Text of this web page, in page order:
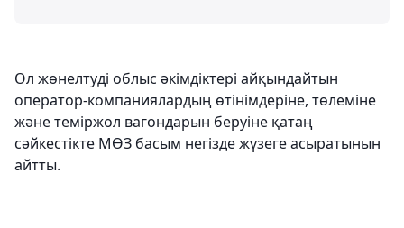
Ол жөнелтуді облыс әкімдіктері айқындайтын
оператор-компаниялардың өтінімдеріне, төлеміне
және теміржол вагондарын беруіне қатаң
сәйкестікте МӨЗ басым негізде жүзеге асыратынын
айтты.